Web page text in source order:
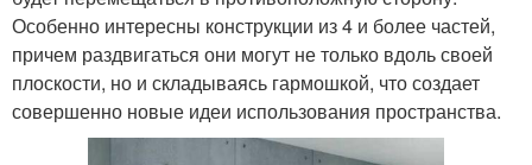
Особенно интересны конструкции из 4 и более частей,
причем раздвигаться они могут не только вдоль своей
плоскости, но и складываясь гармошкой, что создает
совершенно новые идеи использования пространства.